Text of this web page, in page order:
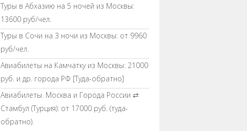
Туры в Абхазию на 5 ночей из Москвы:
13600 руб/чел.
Туры в Сочи на 3 ночи из Москвы: от 9960
руб/чел.
Авиабилеты на Камчатку из Москвы: 21000
руб. и др. города РФ [Туда-обратно]
Авиабилеты. Москва и Города России ⇄
Стамбул (Турция): от 17000 руб. (туда-
обратно).